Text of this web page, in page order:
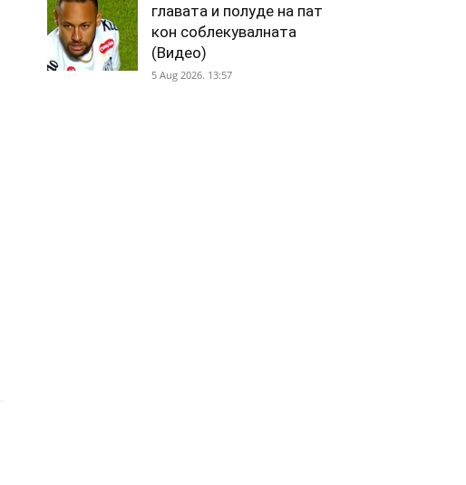
главата и полуде на пат
кон соблекувалната
(Видео)
5 Aug 2026. 13:57